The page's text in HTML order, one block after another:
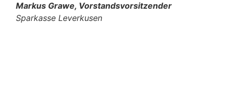
Markus Grawe, Vorstandsvorsitzender
Sparkasse Leverkusen